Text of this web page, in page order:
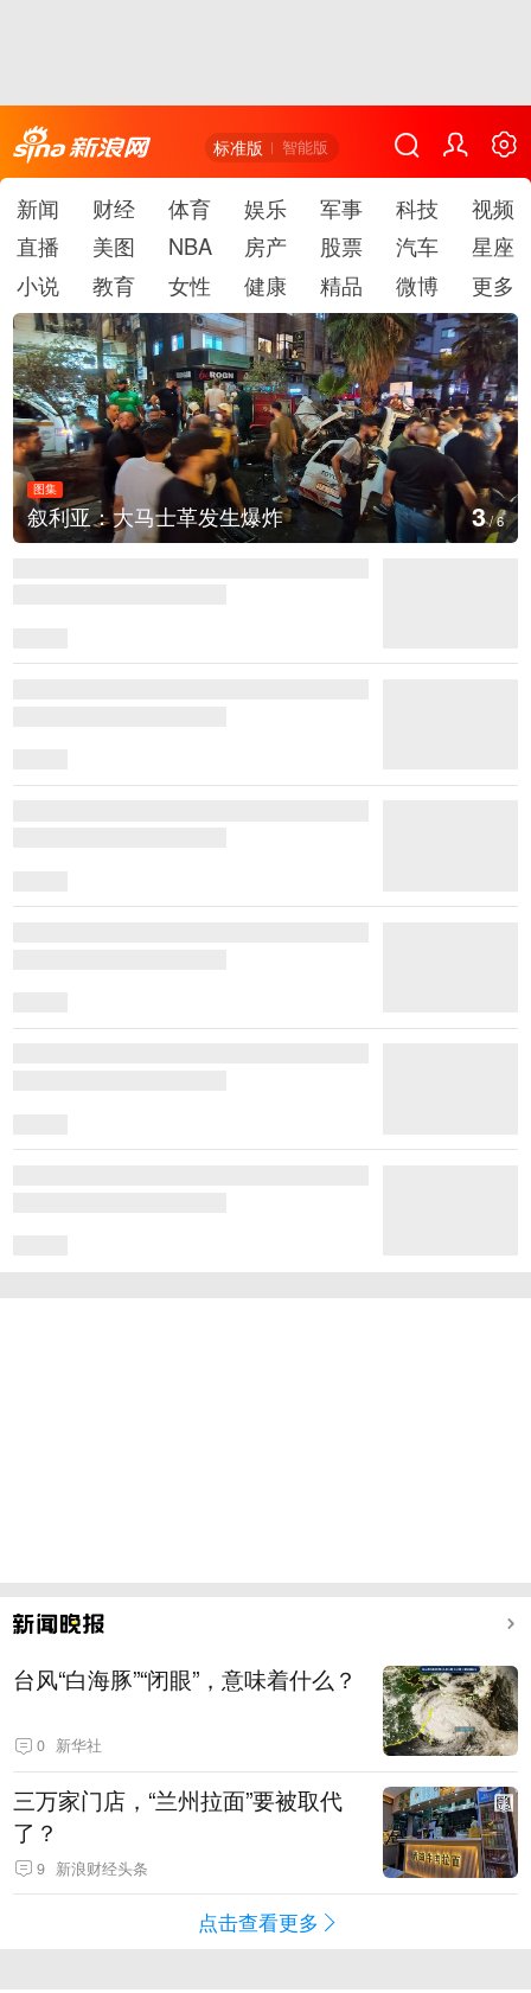
标准版 智能版
新闻 财经 体育 娱乐 军事 科技
视频
直播
美图 NBA 房产 股票 汽车
星座
小说
教育 女性 健康 精品 微博 更多
图集
叙利亚：大马士革发生爆炸 3/6
台风“白海豚”“闭眼”，意味着什么？
0 新华社
三万家门店，“兰州拉面”要被取代
了？
9 新浪财经头条
点击查看更多